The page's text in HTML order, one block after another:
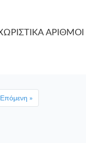
Επόμενη »